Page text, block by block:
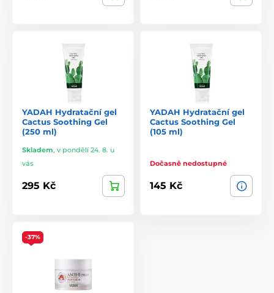
YADAH Hydratační gel
Cactus Soothing Gel
(250 ml)
Skladem, v pondělí 24. 8. u
vás
295 Kč
YADAH Hydratační gel
Cactus Soothing Gel
(105 ml)
Dočasně nedostupné
145 Kč
-37%